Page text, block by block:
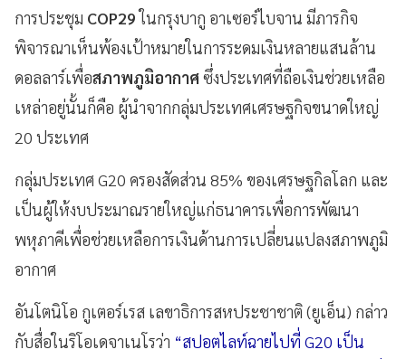
การประชุม COP29ในกรุงบากู อาเซอร์ไบจาน มีภารกิจ
พิจารณาเห็นพ้องเป้าหมายในการระดมเงินหลายแสนล้าน
ดอลลาร์เพื่อสภาพภูมิอากาศซึ่งประเทศที่ถือเงินช่วยเหลือ
เหล่าอยู่นั้นก็คือ ผู้นำจากกลุ่มประเทศเศรษฐกิจขนาดใหญ่
20 ประเทศ
กลุ่มประเทศ G20 ครองสัดส่วน 85% ของเศรษฐกิลโลก และ
เป็นผู้ให้งบประมาณรายใหญ่แก่ธนาคารเพื่อการพัฒนา
พหุภาคีเพื่อช่วยเหลือการเงินด้านการเปลี่ยนแปลงสภาพภูมิ
อากาศ
อันโตนิโอ กูเตอร์เรส เลขาธิการสหประชาชาติ (ยูเอ็น) กล่าว
กับสื่อในริโอเดจาเนโรว่า “สปอตไลท์ฉายไปที่ G20 เป็น